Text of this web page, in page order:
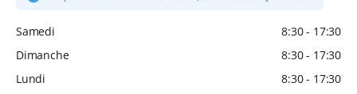
Samedi
8:30 - 17:30
Dimanche
8:30 - 17:30
Lundi
8:30 - 17:30